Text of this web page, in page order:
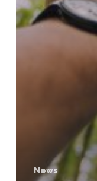
News